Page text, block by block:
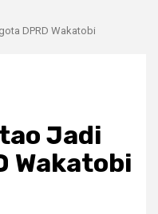
DPRD Wakatobi
Jadi
Wakatobi